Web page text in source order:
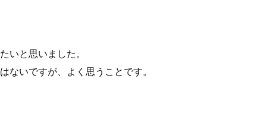
いと思いました。
ないですが、よく思うことです。